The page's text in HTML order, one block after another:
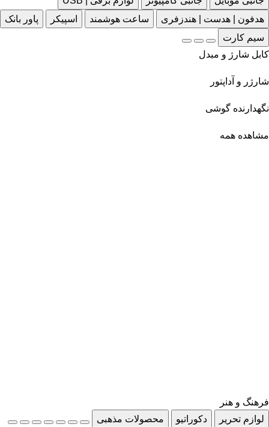
هدفون | هدست | هندزفری
ساعت هوشمند اسپیکر
پاور بانک
سیم کارت
کابل شارژ و مبدل
شارژر و آداپتور
نگهدارنده گوشی
مشاهده همه
فرهنگ و هنر
لوازم تحریر
دکوراتیو محصولات مذهبی